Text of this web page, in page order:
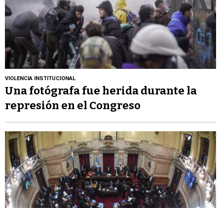
VIOLENCIA INSTITUCIONAL
Una fotógrafa fue herida durante la
represión en el Congreso